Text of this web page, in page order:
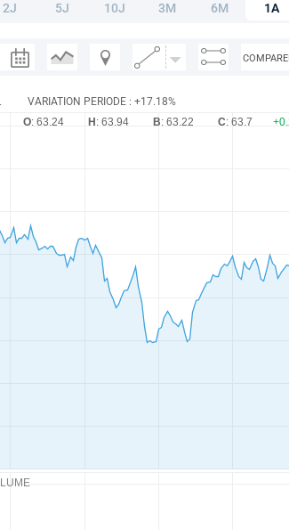
2J 5J 10J 3M 6M 1A
VARIATION PERIODE : +17.18%
O: 63.24 H : 63.94 B: 63.22 C: 63.7